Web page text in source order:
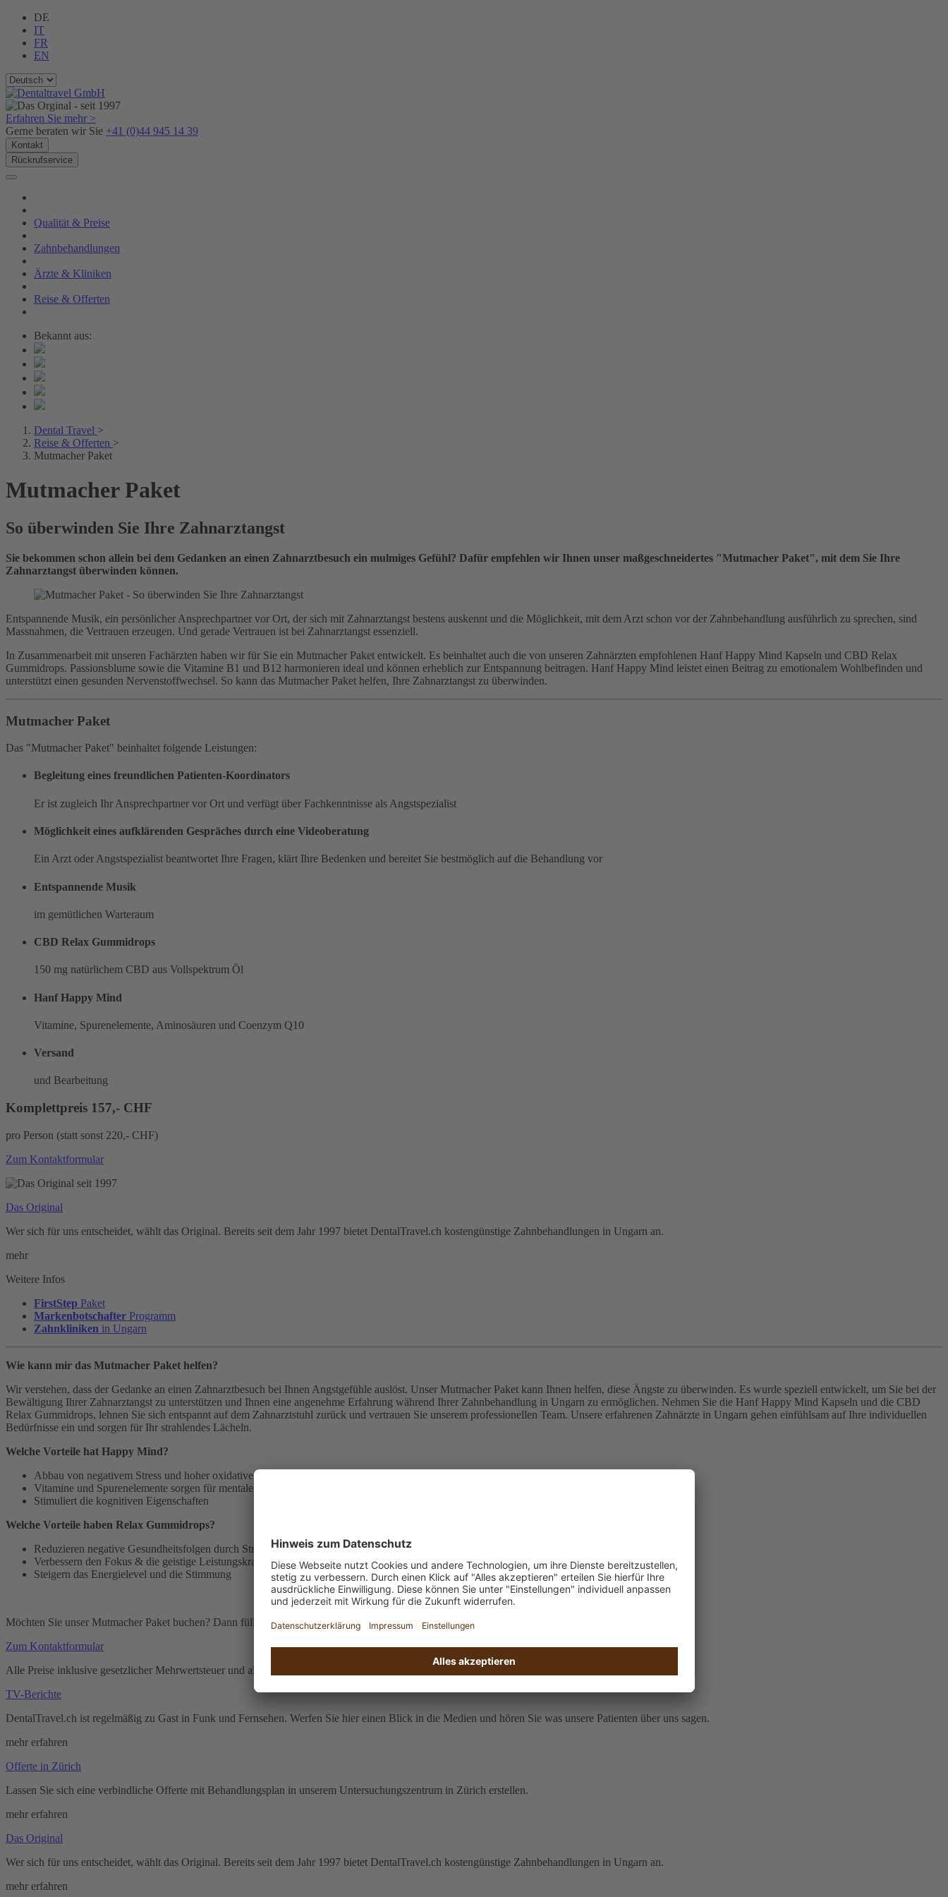
DE
IT
FR
EN
Erfahren Sie mehr >
Gerne beraten wir Sie +41 (0)44 945 14 39
Kontakt
Rückrufservice
Qualität & Preise
Zahnbehandlungen
Ärzte & Kliniken
Reise & Offerten
Bekannt aus:
Dental Travel >
Reise & Offerten >
Mutmacher Paket
Mutmacher Paket
So überwinden Sie Ihre Zahnarztangst
Sie bekommen schon allein bei dem Gedanken an einen Zahnarztbesuch ein mulmiges Gefühl? Dafür empfehlen wir Ihnen unser maßgeschneidertes "Mutmacher Paket", mit dem Sie Ihre
Zahnarztangst überwinden können.
Entspannende Musik, ein persönlicher Ansprechpartner vor Ort, der sich mit Zahnarztangst bestens auskennt und die Möglichkeit, mit dem Arzt schon vor der Zahnbehandlung ausführlich zu sprechen, sind
Massnahmen, die Vertrauen erzeugen. Und gerade Vertrauen ist bei Zahnarztangst essenziell.
In Zusammenarbeit mit unseren Fachärzten haben wir für Sie ein Mutmacher Paket entwickelt. Es beinhaltet auch die von unseren Zahnärzten empfohlenen Hanf Happy Mind Kapseln und CBD Relax
Gummidrops. Passionsblume sowie die Vitamine B1 und B12 harmonieren ideal und können erheblich zur Entspannung beitragen. Hanf Happy Mind leistet einen Beitrag zu emotionalem Wohlbefinden und
unterstützt einen gesunden Nervenstoffwechsel. So kann das Mutmacher Paket helfen, Ihre Zahnarztangst zu überwinden.
Mutmacher Paket
Das "Mutmacher Paket" beinhaltet folgende Leistungen:
Begleitung eines freundlichen Patienten-Koordinators
Er ist zugleich Ihr Ansprechpartner vor Ort und verfügt über Fachkenntnisse als Angstspezialist
Möglichkeit eines aufklärenden Gespräches durch eine Videoberatung
Ein Arzt oder Angstspezialist beantwortet Ihre Fragen, klärt Ihre Bedenken und bereitet Sie bestmöglich auf die Behandlung vor
Entspannende Musik
im gemütlichen Warteraum
CBD Relax Gummidrops
150 mg natürlichem CBD aus Vollspektrum Öl
Hanf Happy Mind
Vitamine, Spurenelemente, Aminosäuren und Coenzym Q10
Versand
und Bearbeitung
Komplettpreis 157,- CHF
pro Person (statt sonst 220,- CHF)
Zum Kontaktformular
Das Original
Wer sich für uns entscheidet, wählt das Original. Bereits seit dem Jahr 1997 bietet DentalTravel.ch kostengünstige Zahnbehandlungen in Ungarn an.
mehr
Weitere Infos
FirstStep Paket
Markenbotschafter Programm
Zahnkliniken in Ungarn
Wie kann mir das Mutmacher Paket helfen?
Wir verstehen, dass der Gedanke an einen Zahnarztbesuch bei Ihnen Angstgefühle auslöst. Unser Mutmacher Paket kann Ihnen helfen, diese Ängste zu überwinden. Es wurde speziell entwickelt, um Sie bei der
Bewältigung Ihrer Zahnarztangst zu unterstützen und Ihnen eine angenehme Erfahrung während Ihrer Zahnbehandlung in Ungarn zu ermöglichen. Nehmen Sie die Hanf Happy Mind Kapseln und die CBD
Relax Gummidrops, lehnen Sie sich entspannt auf dem Zahnarztstuhl zurück und vertrauen Sie unserem professionellen Team. Unsere erfahrenen Zahnärzte in Ungarn gehen einfühlsam auf Ihre individuellen
Bedürfnisse ein und sorgen für Ihr strahlendes Lächeln.
Welche Vorteile hat Happy Mind?
Abbau von negativem Stress und hoher oxidativer Stressbelastung
Vitamine und Spurenelemente sorgen für mentale Leistungsfähigkeit und Gesundheit
Stimuliert die kognitiven Eigenschaften
Welche Vorteile haben Relax Gummidrops?
Reduzieren negative Gesundheitsfolgen durch Stress
Verbessern den Fokus & die geistige Leistungskraft
Steigern das Energielevel und die Stimmung
Möchten Sie unser Mutmacher Paket buchen? Dann füllen Sie bitte einfach dieses Formular aus oder rufen uns an. Wir freuen uns darauf, Ihnen zu helfen!
Zum Kontaktformular
Alle Preise inklusive gesetzlicher Mehrwertsteuer und allen Steuern.
TV-Berichte
DentalTravel.ch ist regelmäßig zu Gast in Funk und Fernsehen. Werfen Sie hier einen Blick in die Medien und hören Sie was unsere Patienten über uns sagen.
mehr erfahren
Offerte in Zürich
Lassen Sie sich eine verbindliche Offerte mit Behandlungsplan in unserem Untersuchungszentrum in Zürich erstellen.
mehr erfahren
Das Original
Wer sich für uns entscheidet, wählt das Original. Bereits seit dem Jahr 1997 bietet DentalTravel.ch kostengünstige Zahnbehandlungen in Ungarn an.
mehr erfahren